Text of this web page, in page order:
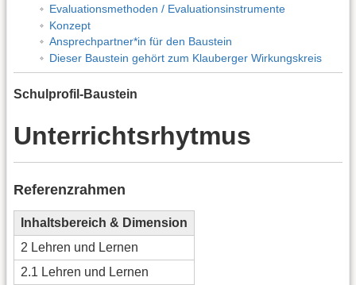
Evaluationsmethoden / Evaluationsinstrumente
Konzept
Ansprechpartner*in für den Baustein
Dieser Baustein gehört zum Klauberger Wirkungskreis
Schulprofil-Baustein
Unterrichtsrhytmus
Referenzrahmen
Inhaltsbereich & Dimension
2 Lehren und Lernen
2.1 Lehren und Lernen